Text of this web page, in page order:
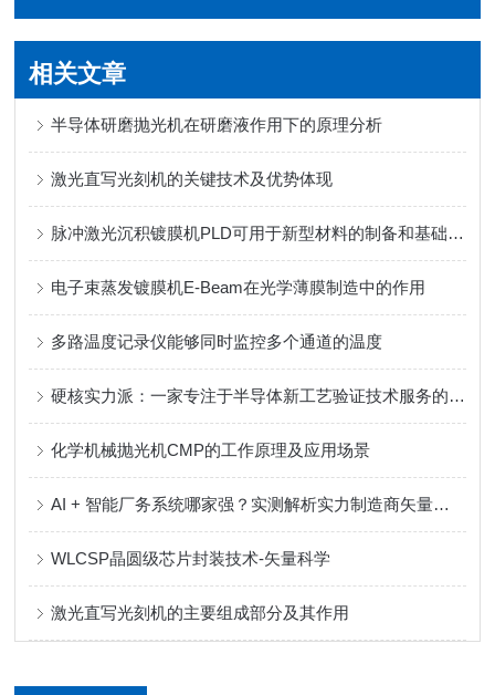
相关文章
半导体研磨抛光机在研磨液作用下的原理分析
激光直写光刻机的关键技术及优势体现
脉冲激光沉积镀膜机PLD可用于新型材料的制备和基础物理研究
电子束蒸发镀膜机E-Beam在光学薄膜制造中的作用
多路温度记录仪能够同时监控多个通道的温度
硬核实力派：一家专注于半导体新工艺验证技术服务的实力制造商
化学机械抛光机CMP的工作原理及应用场景
AI + 智能厂务系统哪家强？实测解析实力制造商矢量科学核心优势
WLCSP晶圆级芯片封装技术-矢量科学
激光直写光刻机的主要组成部分及其作用